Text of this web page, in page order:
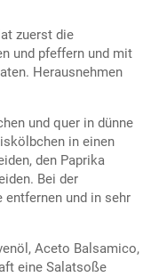
zuerst die
und pfeffern und mit
Herausnehmen
und quer in dünne
in einen
den Paprika
Bei der
und in sehr
Aceto Balsamico,
eine Salatsoße